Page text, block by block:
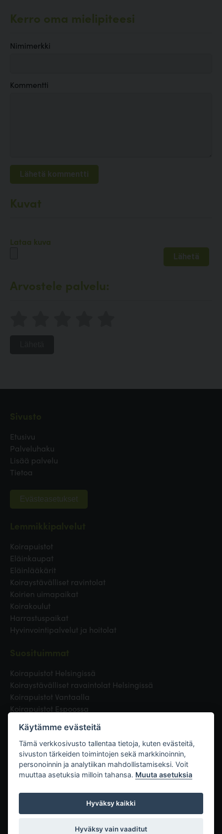
Kerro oma mielipiteesi
Nimimerkki
Kommentti
Kuvat
Lataa kuva
Arvostele palvelu:
Etusivu
Palveluhaku
Lisää palvelu
Tietoa
Evästeasetukset
Koirapuistot
Eläinkaupat
Eläinlääkärit
Koiraystävälliset ravintolat
Koirien uimapaikat
Koirakoulut
Harrastuspaikat
Hyvinvointipalvelut ja hoitolat
Koirapuistot Helsingissä
Koiraystävälliset ravaintolat Helsingissä
Koirapuistot Vantaalla
Koirapuistot Espoossa
Eläinlääkäri Helsingissä
Koirapuistot Tampereella
Linkit
Käytämme evästeitä
Tämä verkkosivusto tallentaa tietoja, kuten evästeitä,
sivuston tärkeiden toimintojen sekä markkinoinnin,
personoinnin ja analytiikan mahdollistamiseksi. Voit
muuttaa asetuksia milloin tahansa. Muuta asetuksia
Hyväksy kaikki
Hyväksy vain vaaditut